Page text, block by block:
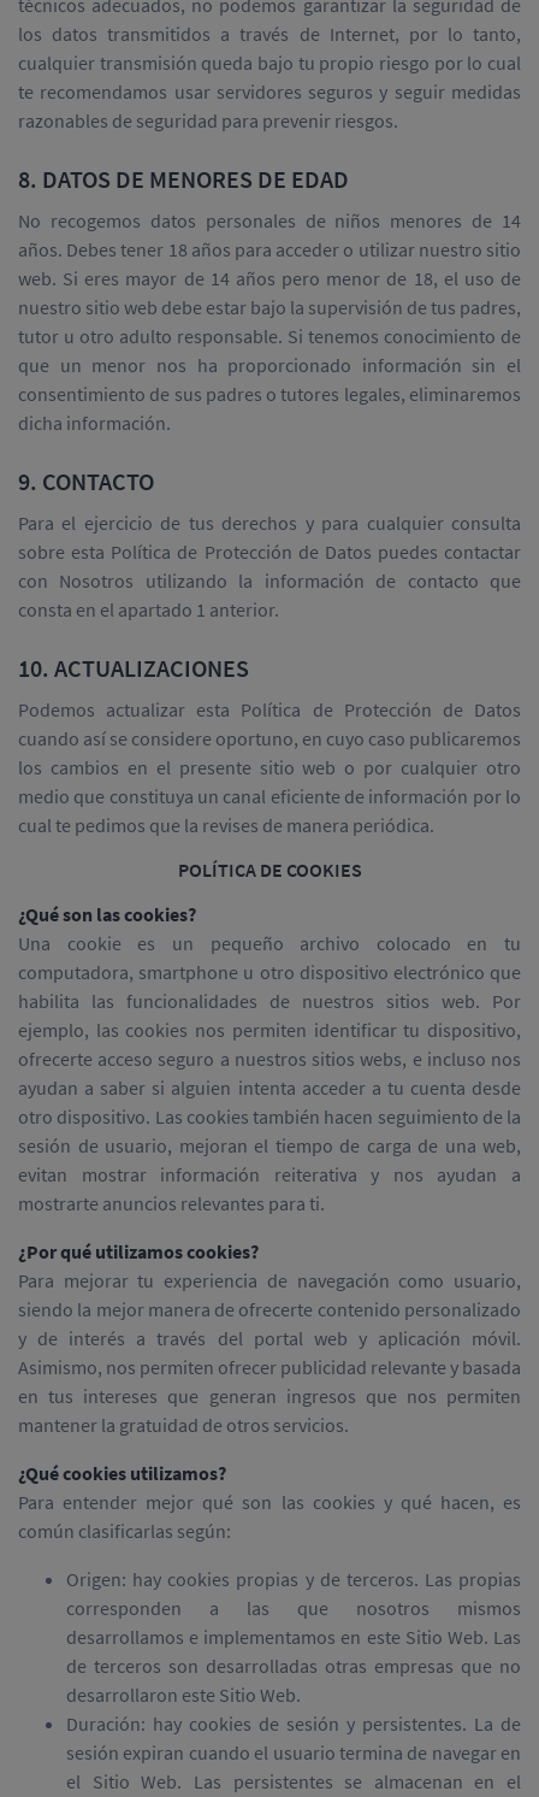
técnicos adecuados, no podemos garantizar la seguridad de
los datos transmitidos a través de Internet, por lo tanto,
cualquier transmisión queda bajo tu propio riesgo por lo cual
te recomendamos usar servidores seguros y seguir medidas
razonables de seguridad para prevenir riesgos.
8. DATOS DE MENORES DE EDAD
No recogemos datos personales de niños menores de 14
años. Debes tener 18 años para acceder o utilizar nuestro sitio
web. Si eres mayor de 14 años pero menor de 18, el uso de
nuestro sitio web debe estar bajo la supervisión de tus padres,
tutor u otro adulto responsable. Si tenemos conocimiento de
que un menor nos ha proporcionado información sin el
consentimiento de sus padres o tutores legales, eliminaremos
dicha información.
9. CONTACTO
Para el ejercicio de tus derechos y para cualquier consulta
sobre esta Política de Protección de Datos puedes contactar
con Nosotros utilizando la información de contacto que
consta en el apartado 1 anterior.
10. ACTUALIZACIONES
Podemos actualizar esta Política de Protección de Datos
cuando así se considere oportuno, en cuyo caso publicaremos
los cambios en el presente sitio web o por cualquier otro
medio que constituya un canal eficiente de información por lo
cual te pedimos que la revises de manera periódica.
POLÍTICA DE COOKIES
¿Qué son las cookies?
Una cookie es un pequeño archivo colocado en tu
computadora, smartphone u otro dispositivo electrónico que
habilita las funcionalidades de nuestros sitios web. Por
ejemplo, las cookies nos permiten identificar tu dispositivo,
ofrecerte acceso seguro a nuestros sitios webs, e incluso nos
ayudan a saber si alguien intenta acceder a tu cuenta desde
otro dispositivo. Las cookies también hacen seguimiento de la
sesión de usuario, mejoran el tiempo de carga de una web,
evitan mostrar información reiterativa y nos ayudan a
mostrarte anuncios relevantes para ti.
¿Por qué utilizamos cookies?
Para mejorar tu experiencia de navegación como usuario,
siendo la mejor manera de ofrecerte contenido personalizado
y de interés a través del portal web y aplicación móvil.
Asimismo, nos permiten ofrecer publicidad relevante y basada
en tus intereses que generan ingresos que nos permiten
mantener la gratuidad de otros servicios.
¿Qué cookies utilizamos?
Para entender mejor qué son las cookies y qué hacen, es
común clasificarlas según:
Origen: hay cookies propias y de terceros. Las propias
corresponden a las que nosotros mismos
desarrollamos e implementamos en este Sitio Web. Las
de terceros son desarrolladas otras empresas que no
desarrollaron este Sitio Web.
Duración: hay cookies de sesión y persistentes. La de
sesión expiran cuando el usuario termina de navegar en
el Sitio Web. Las persistentes se almacenan en el